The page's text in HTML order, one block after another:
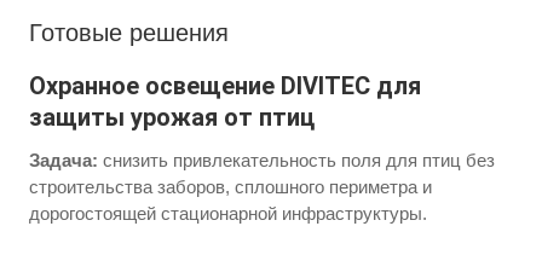
Готовые решения
Охранное освещение DIVITEC для
защиты урожая от птиц
Задача: снизить привлекательность поля для птиц без
строительства заборов, сплошного периметра и
дорогостоящей стационарной инфраструктуры.